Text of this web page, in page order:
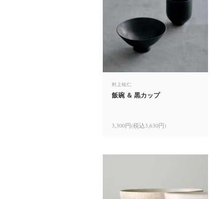
村上祐仁
飯碗 ＆ 黒カップ
3,300円(税込3,630円)